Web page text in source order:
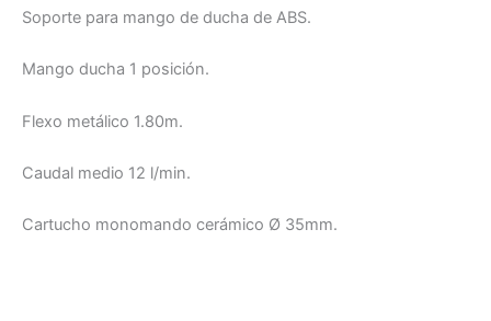
Soporte para mango de ducha de ABS.
Mango ducha 1 posición.
Flexo metálico 1.80m.
Caudal medio 12 l/min.
Cartucho monomando cerámico Ø 35mm.